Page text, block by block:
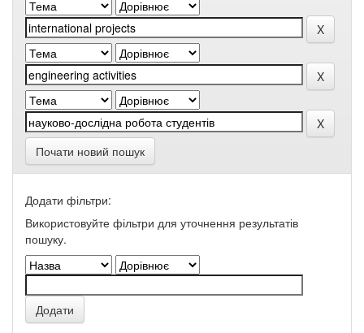
Почати новий пошук
Додати фільтри:
Використовуйте фільтри для уточнення результатів
пошуку.